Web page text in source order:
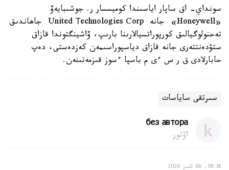
سونداي- اق ساپار اياسىندا كوميسسار ر. جوشىبايەۆ
«Honeywell» جانە United Тechnologies Corp جاھاندىق
تەحنولوگيالىق كورپوراتسيالارىنا بارىپ، ۆاشينگتوندا قازاق
ستۋدەنتتەرى جانە قازاق دياسپوراسىمەن كەزدەستى، دەپ
حابارلادى ق ر س ءى م باسپا ءسوز قىزمەتىنەن.
سىرتقى ساياسات
без автора
اۆتور
08:38, 06 تامىز 2026